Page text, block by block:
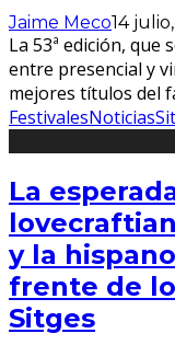
Jaime Meco14
La 53ª edición,
entre presencial y
mejores títulos del
FestivalesNoticias
La
y la
frente de
Sitges